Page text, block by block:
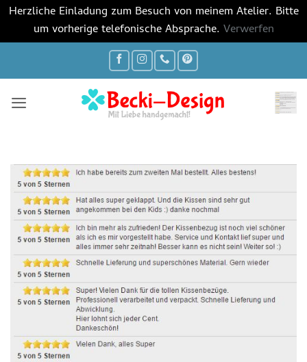
Herzliche Einladung zum Besuch von meinem Atelier. Bitte
um vorherige telefonische Absprache. Verwerfen